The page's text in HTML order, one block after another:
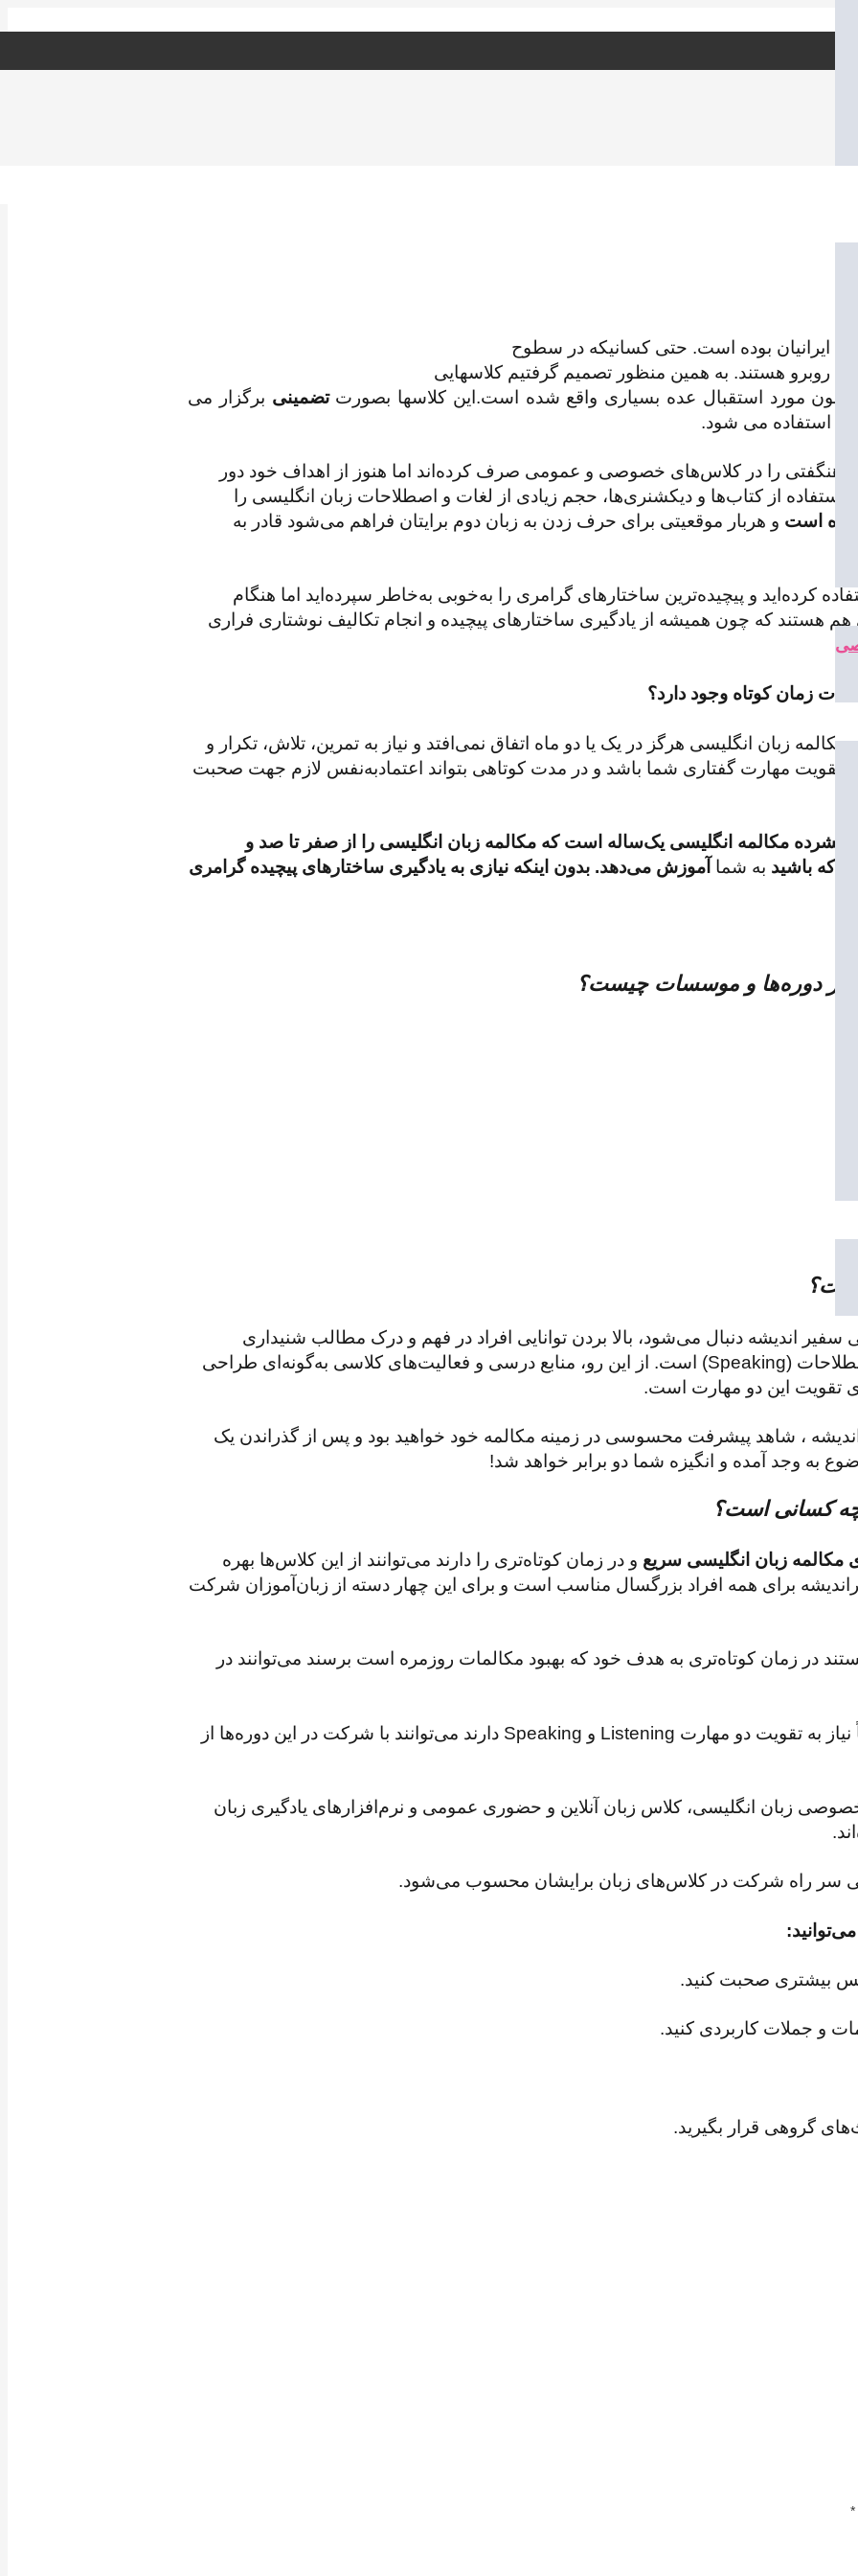
ایرانیان بوده است. حتی کسانیکه در سطوح
روبرو هستند. به همین منظور تصمیم گرفتیم کلاسهایی
کنون مورد استقبال عده بسیاری واقع شده است.این کلاسها بصورتتضمینی برگزار می
استفاده می شود.
هنگفتی را در کلاس‌های خصوصی و عمومی صرف کرده‌اند اما هنوز از اهداف خود دور
از کتاب‌ها و دیکشنری‌ها، حجم زیادی از لغات و اصطلاحات زبان انگلیسی را
است و هربار موقعیتی برای حرف‌ زدن به زبان دوم برایتان فراهم می‌شود قادر به
کرده‌اید و پیچیده‌ترین ساختارهای گرامری را به‌خوبی به‌خاطر سپرده‌اید اما هنگام
هم هستند که چون همیشه از یادگیری ساختارهای پیچیده و انجام تکالیف نوشتاری فراری
زمان کوتاه وجود دارد؟
زبان انگلیسی هرگز در یک یا دو ماه اتفاق نمی‌افتد و نیاز به تمرین، تلاش، تکرار و
تقویت مهارت گفتاری شما باشد و در مدت کوتاهی بتواند اعتمادبه‌نفس لازم جهت صحبت
فشرده مکالمه انگلیسی یک‌ساله است که مکالمه زبان انگلیسی را از صفر تا صد و
که باشید به شما آموزش می‌دهد. بدون اینکه نیازی به یادگیری ساختارهای پیچیده گرامری
سایر دوره‌ها و موسسات چیست؟
اندیشه دنبال می‌شود، بالا بردن توانایی افراد در فهم و درک مطالب شنیداری
(Listening) و پاسخ دادن به این پیام‌ها با بهترین لغات و اصطلاحات (Speaking) است. از این رو، منابع درسی و فعالیت‌های کلاسی به‌گونه‌ای طراحی
تقویت این دو مهارت است.
، شاهد پیشرفت محسوسی در زمینه مکالمه خود خواهید بود و پس از گذراندن یک
به وجد آمده و انگیزه شما دو برابر خواهد شد!
چه کسانی است؟
مکالمه زبان انگلیسی سریع و در زمان کوتاه‌تری را دارند می‌توانند از این کلاس‌ها بهره
برای همه افراد بزرگسال مناسب است و برای این چهار دسته از زبان‌آموزان شرکت
در زمان کوتاه‌تری به هدف خود که بهبود مکالمات روزمره است برسند می‌توانند در
افرادی که به‌دلیل مهاجرت یا موقعیت شغلی مشخصاً نیاز به تقویت دو مهارت Listening و Speaking دارند می‌توانند با شرکت در این دوره‌ها از
زبان انگلیسی، کلاس‌ زبان آنلاین و حضوری عمومی و نرم‌افزارهای یادگیری زبان
سر راه شرکت در کلاس‌های زبان برایشان محسوب می‌شود.
بیشتری صحبت کنید.
و جملات کاربردی کنید.
گروهی قرار بگیرید.
*